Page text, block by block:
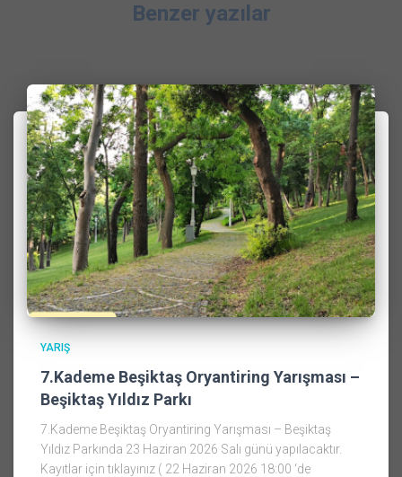
Benzer yazılar
YARIŞ
7.Kademe Beşiktaş Oryantiring Yarışması –
Beşiktaş Yıldız Parkı
7.Kademe Beşiktaş Oryantiring Yarışması – Beşiktaş
Yıldız Parkında 23 Haziran 2026 Salı günü yapılacaktır.
Kayıtlar için tıklayınız ( 22 Haziran 2026 18:00 ‘de